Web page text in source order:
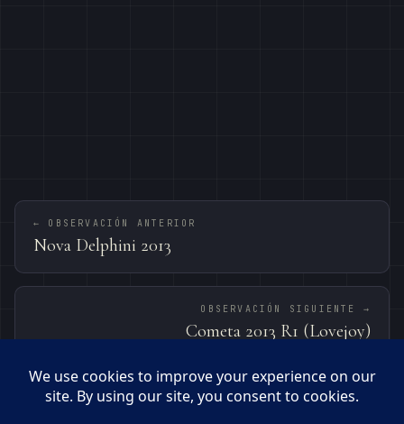
← OBSERVACIÓN ANTERIOR
Nova Delphini 2013
OBSERVACIÓN SIGUIENTE →
Cometa 2013 R1 (Lovejoy)